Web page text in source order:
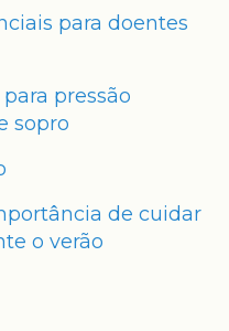
para doentes
pressão
sopro
de cuidar
o verão